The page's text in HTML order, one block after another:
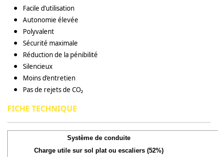
Facile d’utilisation
Autonomie élevée
Polyvalent
Sécurité maximale
Réduction de la pénibilité
Silencieux
Moins d’entretien
Pas de rejets de CO₂
FICHE TECHNIQUE
Système de conduite
Charge utile sur sol plat ou escaliers (52%)